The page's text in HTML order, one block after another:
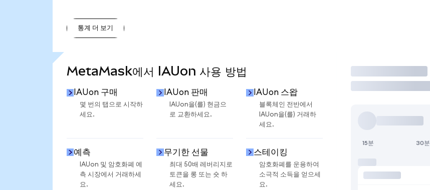
통계 더 보기
MetaMask에서 IAUon 사용 방법
IAUon 구매
몇 번의 탭으로 시작하
세요.
IAUon 판매
IAUon을(를) 현금으
로 교환하세요.
IAUon 스왑
블록체인 전반에서
IAUon을(를) 거래하
세요.
예측
IAUon 및 암호화폐 예
측 시장에서 거래하세
요.
무기한 선물
최대 50배 레버리지로
토큰을 롱 또는 숏 하
세요.
스테이킹
암호화폐를 운용하여
소극적 소득을 얻으세
요.
거래
15분 30분